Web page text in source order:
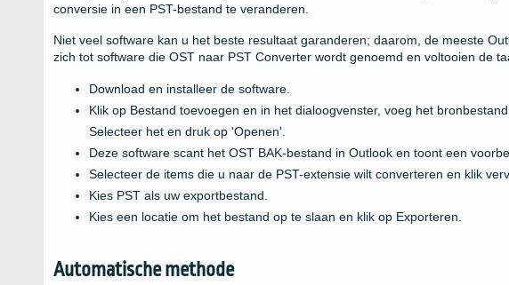
conversie in een PST-bestand te veranderen.
Niet veel software kan u het beste resultaat garanderen; daarom, de meeste
zich tot software die OST naar PST Converter wordt genoemd en voltooien de
Download en installeer de software.
Klik op Bestand toevoegen en in het dialoogvenster, voeg het
Selecteer het en druk op 'Openen'.
Deze software scant het OST BAK-bestand in Outlook en toont een
Selecteer de items die u naar de PST-extensie wilt converteren en klik
Kies PST als uw exportbestand.
Kies een locatie om het bestand op te slaan en klik op Exporteren.
Automatische methode